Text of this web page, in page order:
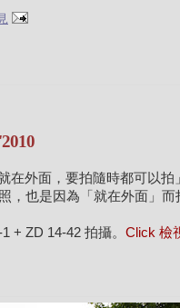
在外面，要拍隨時都可以拍
，也是因為「就在外面」而
+ ZD 14-42 拍攝。 Click 檢